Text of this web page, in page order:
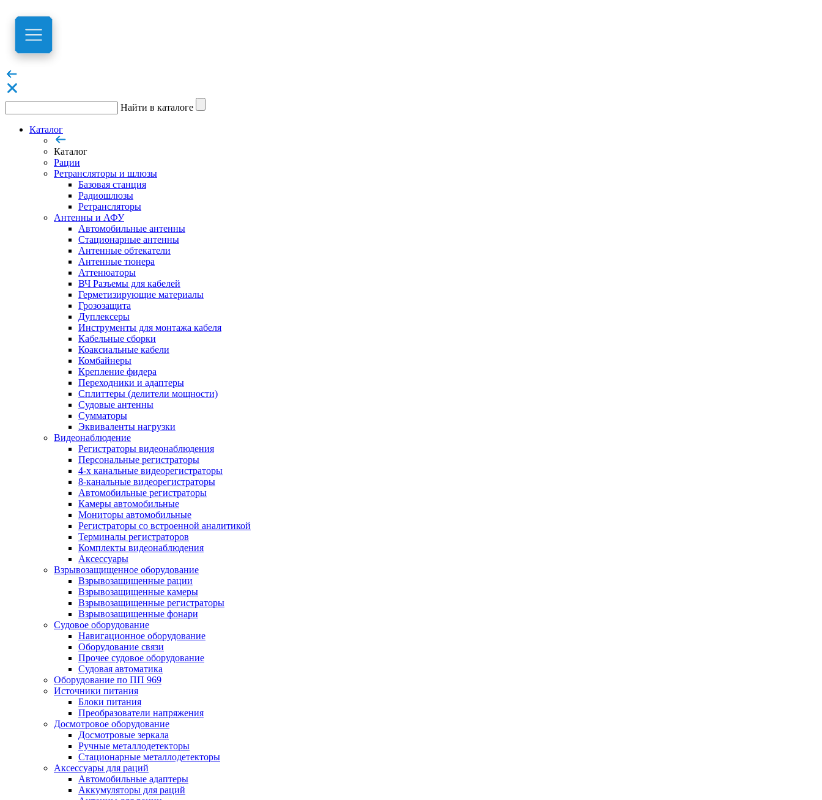
Найти в каталоге
Каталог
Каталог
Рации
Ретрансляторы и шлюзы
Базовая станция
Радиошлюзы
Ретрансляторы
Антенны и АФУ
Автомобильные антенны
Стационарные антенны
Антенные обтекатели
Антенные тюнера
Аттенюаторы
ВЧ Разъемы для кабелей
Герметизирующие материалы
Грозозащита
Дуплексеры
Инструменты для монтажа кабеля
Кабельные сборки
Коаксиальные кабели
Комбайнеры
Крепление фидера
Переходники и адаптеры
Сплиттеры (делители мощности)
Судовые антенны
Сумматоры
Эквиваленты нагрузки
Видеонаблюдение
Регистраторы видеонаблюдения
Персональные регистраторы
4-х канальные видеорегистраторы
8-канальные видеорегистраторы
Автомобильные регистраторы
Камеры автомобильные
Мониторы автомобильные
Регистраторы со встроенной аналитикой
Терминалы регистраторов
Комплекты видеонаблюдения
Аксессуары
Взрывозащищенное оборудование
Взрывозащищенные рации
Взрывозащищенные камеры
Взрывозащищенные регистраторы
Взрывозащищенные фонари
Судовое оборудование
Навигационное оборудование
Оборудование связи
Прочее судовое оборудование
Судовая автоматика
Оборудование по ПП 969
Источники питания
Блоки питания
Преобразователи напряжения
Досмотровое оборудование
Досмотровые зеркала
Ручные металлодетекторы
Стационарные металлодетекторы
Аксессуары для раций
Автомобильные адаптеры
Аккумуляторы для раций